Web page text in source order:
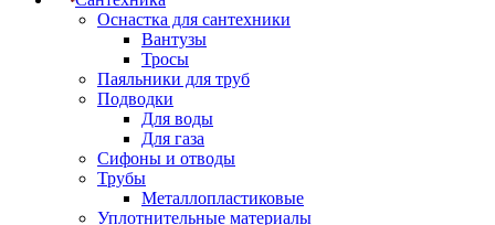
Оснастка для сантехники
Вантузы
Тросы
Паяльники для труб
Подводки
Для воды
Для газа
Сифоны и отводы
Трубы
Металлопластиковые
Уплотнительные материалы